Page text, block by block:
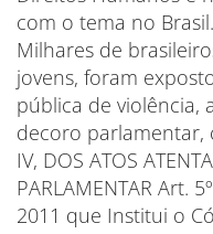
com o tema no Brasil.
Milhares de
jovens, foram
pública de violência,
decoro parlamentar,
IV, DOS ATOS
PARLAMENTAR Art.
2011 que Institui o